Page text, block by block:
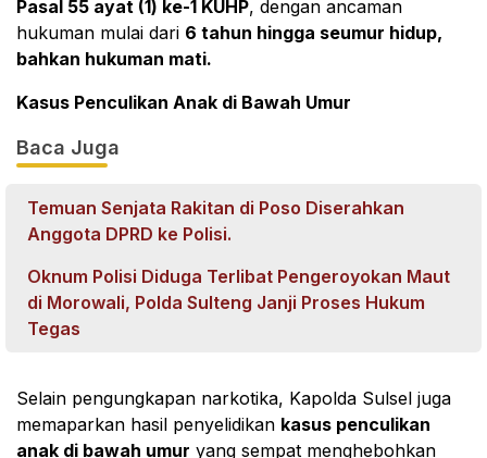
Pasal 55 ayat (1) ke-1 KUHP, dengan ancaman
hukuman mulai dari 6 tahun hingga seumur hidup,
bahkan hukuman mati.
Kasus Penculikan Anak di Bawah Umur
Baca Juga
Temuan Senjata Rakitan di Poso Diserahkan
Anggota DPRD ke Polisi.
Oknum Polisi Diduga Terlibat Pengeroyokan Maut
di Morowali, Polda Sulteng Janji Proses Hukum
Tegas
Selain pengungkapan narkotika, Kapolda Sulsel juga
memaparkan hasil penyelidikan kasus penculikan
anak di bawah umur yang sempat menghebohkan